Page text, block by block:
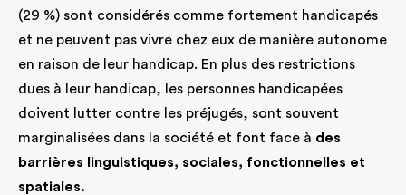
(29 %) sont considérés comme fortement handicapés
et ne peuvent pas vivre chez eux de manière autonome
en raison de leur handicap. En plus des restrictions
dues à leur handicap, les personnes handicapées
doivent lutter contre les préjugés, sont souvent
marginalisées dans la société et font face à des
barrières linguistiques, sociales, fonctionnelles et
spatiales.